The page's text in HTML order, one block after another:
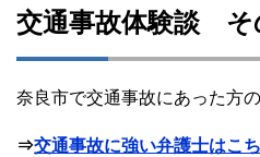
交通事故体験談
奈良市で交通事故にあった方
⇒交通事故に強い弁護士はこ